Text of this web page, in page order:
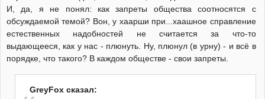
И, да, я не понял: как запреты общества соотносятся с
обсуждаемой темой? Вон, у хаарши при...хаашное справление
естественных надобностей не считается за что-то
выдающееся, как у нас - плюнуть. Ну, плюнул (в урну) - и всё в
порядке, что такого? В каждом обществе - свои запреты.
GreyFox сказал: